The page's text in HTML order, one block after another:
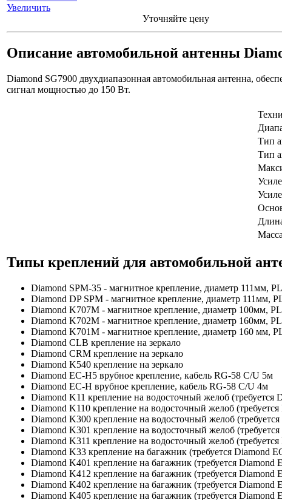
Увеличить
Уточняйте цену
Описание автомобильной антенны
Diamond SG7900 двухдиапазонная автомобильная антенна,
сигнал мощностью до 150 Вт.
Тип
Тип
Типы креплений для автомобильной
Diamond SPM-35 - магнитное крепление, диаметр 111мм,
Diamond DP SPM - магнитное крепление, диаметр 111мм,
Diamond K707M - магнитное крепление, диаметр 100мм,
Diamond K702M - магнитное крепление, диаметр 160мм,
Diamond K701M - магнитное крепление, диаметр 160 мм,
Diamond CLB крепление на зеркало
Diamond CRM крепление на зеркало
Diamond K540 крепление на зеркало
Diamond EC-H5 врубное крепление, кабель RG-58 C/U 5м
Diamond EC-H врубное крепление, кабель RG-58 C/U 4м
Diamond K11 крепление на водосточный желоб
Diamond K110 крепление на водосточный желоб
Diamond K300 крепление на водосточный желоб
Diamond K301 крепление на водосточный желоб
Diamond K311 крепление на водосточный желоб
Diamond K33 крепление на багажник (требуется Diamond
Diamond K401 крепление на багажник (требуется
Diamond K412 крепление на багажник (требуется
Diamond K402 крепление на багажник (требуется
Diamond K405 крепление на багажник (требуется